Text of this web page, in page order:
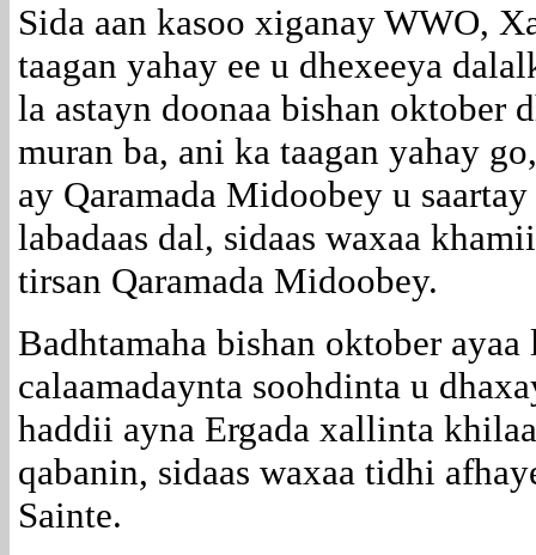
Sida aan kasoo xiganay WWO,
taagan yahay ee u dhexeeya
la astayn doonaa bishan oktober
muran ba, ani ka taagan yahay
ay Qaramada Midoobey u
labadaas dal, sidaas waxaa
tirsan Qaramada Midoobey.
Badhtamaha bishan oktober
calaamadaynta soohdinta u
haddii ayna Ergada xallinta
qabanin, sidaas waxaa tidhi
Sainte.